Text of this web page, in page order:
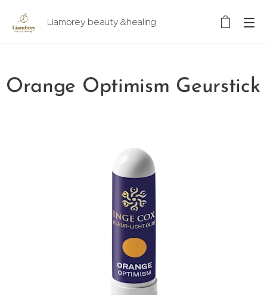
Liambrey beauty &healing
Orange Optimism Geurstick